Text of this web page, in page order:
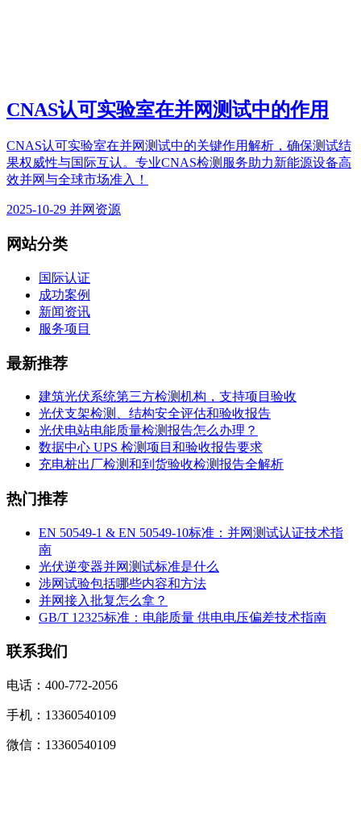
CNAS认可实验室在并网测试中的作用
CNAS认可实验室在并网测试中的关键作用解析，确保测试结
果权威性与国际互认。专业CNAS检测服务助力新能源设备高
效并网与全球市场准入！
2025-10-29 并网资源
网站分类
国际认证
成功案例
新闻资讯
服务项目
最新推荐
建筑光伏系统第三方检测机构，支持项目验收
光伏支架检测、结构安全评估和验收报告
光伏电站电能质量检测报告怎么办理？
数据中心 UPS 检测项目和验收报告要求
充电桩出厂检测和到货验收检测报告全解析
热门推荐
EN 50549-1 & EN 50549-10标准：并网测试认证技术指
南
光伏逆变器并网测试标准是什么
涉网试验包括哪些内容和方法
并网接入批复怎么拿？
GB/T 12325标准：电能质量 供电电压偏差技术指南
联系我们
电话：400-772-2056
手机：13360540109
微信：13360540109